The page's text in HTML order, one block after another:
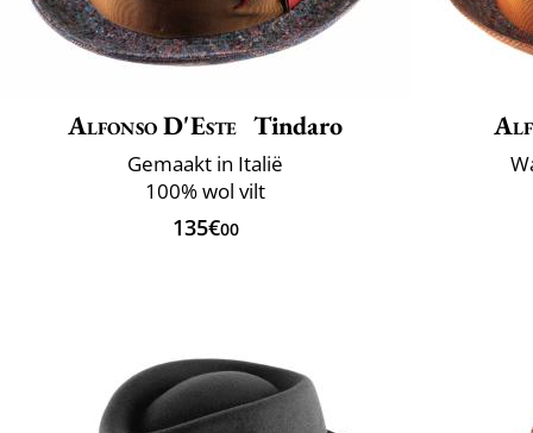
Alfonso D'Este Tindaro
Gemaakt in Italië
100% wol vilt
135€00